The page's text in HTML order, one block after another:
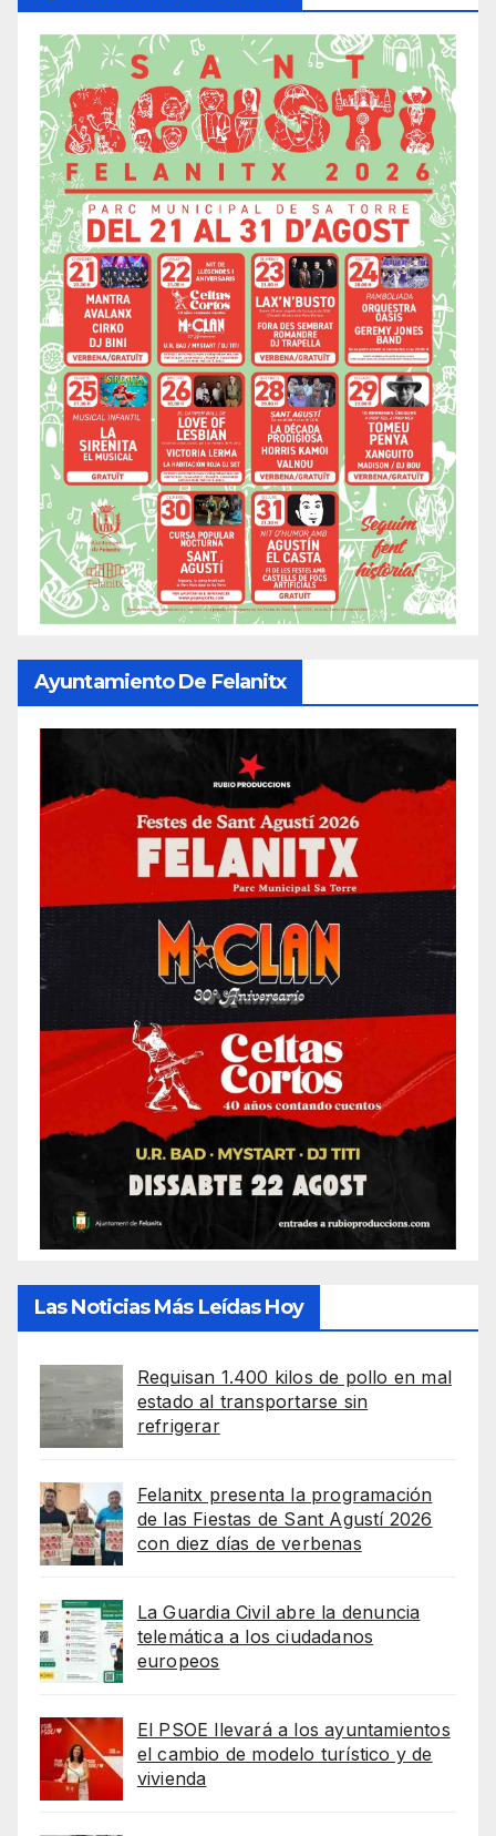
Ayuntamiento De Felanitx
Las Noticias Más Leídas Hoy
Requisan 1.400 kilos de pollo en mal
estado al transportarse sin
refrigerar
Felanitx presenta la programación
de las Fiestas de Sant Agustí 2026
con diez días de verbenas
La Guardia Civil abre la denuncia
telemática a los ciudadanos
europeos
El PSOE llevará a los ayuntamientos
el cambio de modelo turístico y de
vivienda